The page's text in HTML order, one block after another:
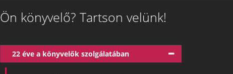
Ön könyvelő? Tartson velünk!
22 éve a könyvelők szolgálatában